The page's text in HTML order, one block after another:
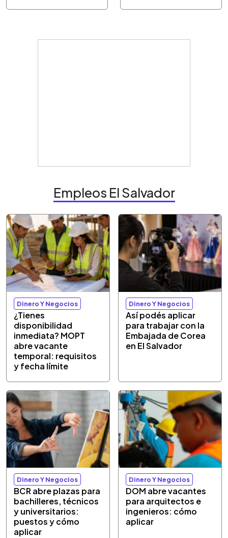
Empleos El Salvador
Dinero Y Negocios
¿Tienes
disponibilidad
inmediata? MOPT
abre vacante
temporal: requisitos
y fecha límite
Dinero Y Negocios
Así podés aplicar
para trabajar con la
Embajada de Corea
en El Salvador
Dinero Y Negocios
BCR abre plazas para
bachilleres, técnicos
y universitarios:
puestos y cómo
aplicar
Dinero Y Negocios
DOM abre vacantes
para arquitectos e
ingenieros: cómo
aplicar